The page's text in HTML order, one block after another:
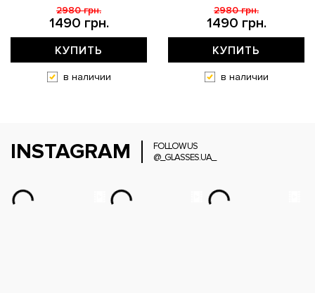
1490 грн.
2980 грн.
КУПИТЬ
в наличии
1490 грн.
2980 грн.
КУПИТЬ
в наличии
INSTAGRAM
FOLLOW US
@_GLASSES.UA_